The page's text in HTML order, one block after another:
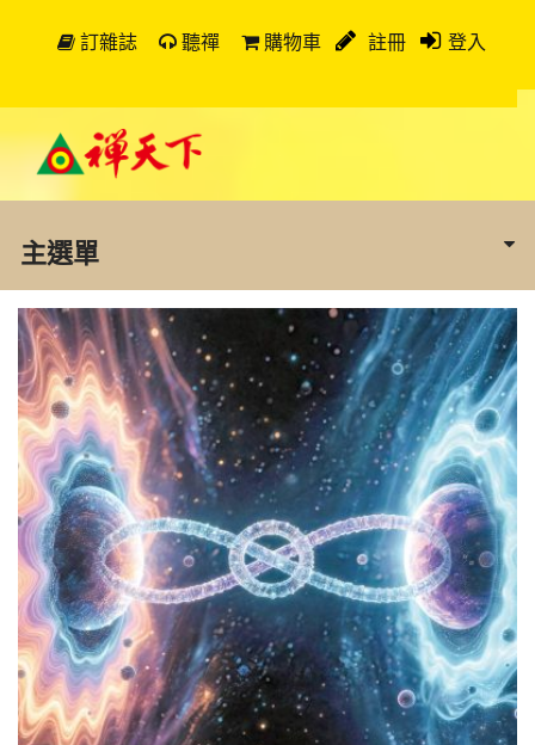
訂雜誌 聽禪 購物車 註冊 登入
主選單